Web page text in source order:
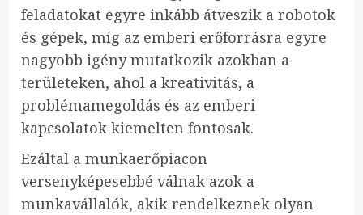
feladatokat egyre inkább átveszik a robotok
és gépek, míg az emberi erőforrásra egyre
nagyobb igény mutatkozik azokban a
területeken, ahol a kreativitás, a
problémamegoldás és az emberi
kapcsolatok kiemelten fontosak.
Ezáltal a munkaerőpiacon
versenyképesebbé válnak azok a
munkavállalók, akik rendelkeznek olyan